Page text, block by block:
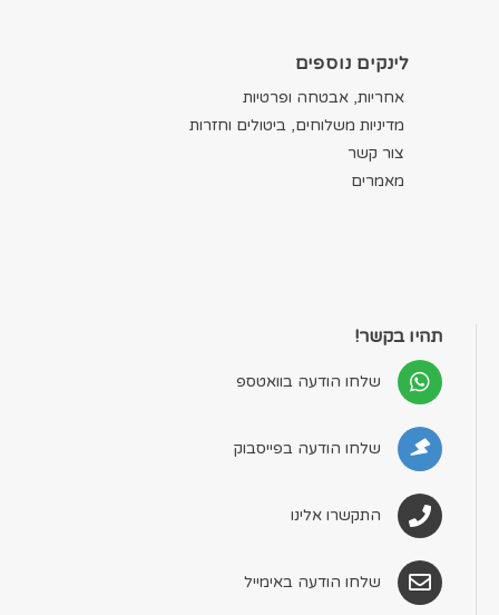
לינקים נוספים
אחריות, אבטחה ופרטיות
מדיניות משלוחים, ביטולים וחזרות
צור קשר
מאמרים
תהיו בקשר!
שלחו הודעה בוואטספ
שלחו הודעה בפייסבוק
התקשרו אלינו
שלחו הודעה באימייל